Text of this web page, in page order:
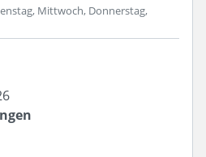
Mittwoch, Donnerstag,